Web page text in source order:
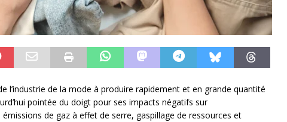
l’industrie de la mode à produire rapidement et en grande quantité
pointée du doigt pour ses impacts négatifs sur
émissions de gaz à effet de serre, gaspillage de ressources et